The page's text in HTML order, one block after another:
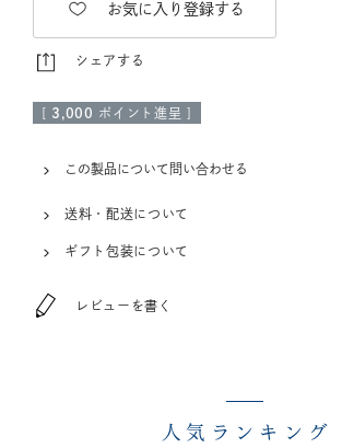
お気に入り登録する
シェアする
[ 3,000 ポイント進呈 ]
この製品について問い合わせる
送料・配送について
ギフト包装について
レビューを書く
人気ランキング